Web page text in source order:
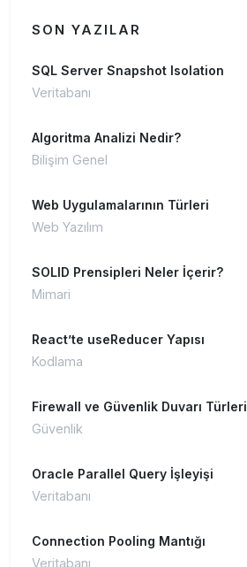
SON YAZILAR
SQL Server Snapshot Isolation
Veritabanı
Algoritma Analizi Nedir?
Bilişim Genel
Web Uygulamalarının Türleri
Web Yazılım
SOLID Prensipleri Neler İçerir?
Mimari
React’te useReducer Yapısı
Kodlama
Firewall ve Güvenlik Duvarı Türleri
Güvenlik
Oracle Parallel Query İşleyişi
Veritabanı
Connection Pooling Mantığı
Veritabanı